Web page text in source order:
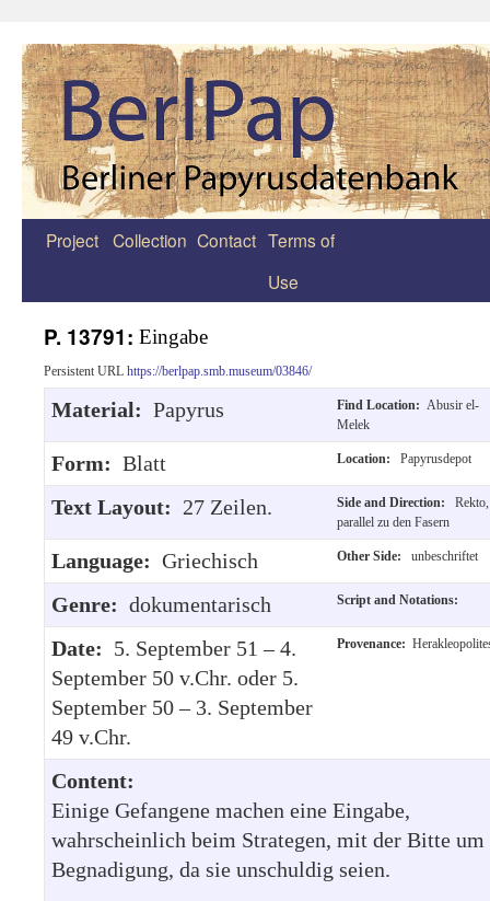
Zum
Project Collection Contact Terms of
Use
P. 13791: Eingabe
Persistent URL https://berlpap.smb.museum/03846/
Material: Papyrus Find Location: Abusir el-
Melek
Form: Blatt Location: Papyrusdepot
Text Layout: 27 Zeilen. Side and Direction:
Rekto,
parallel zu den Fasern
Language: Griechisch Other Side: unbeschriftet
Genre: dokumentarisch Script and Notations:
Date: 5. September 51 – 4.
September 50 v.Chr. oder 5.
September 50 – 3. September
49 v.Chr.
Provenance:
Content:
Einige Gefangene machen eine Eingabe,
wahrscheinlich beim Strategen, mit der Bitte um
Begnadigung, da sie unschuldig seien.